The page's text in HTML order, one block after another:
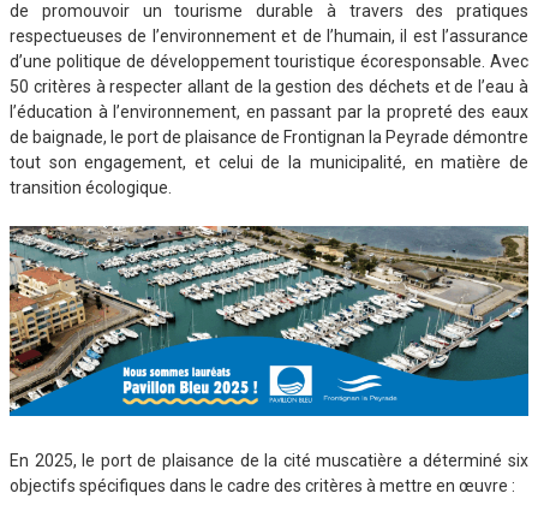
de promouvoir un tourisme durable à travers des pratiques
respectueuses de l’environnement et de l’humain, il est l’assurance
d’une politique de développement touristique écoresponsable. Avec
50 critères à respecter allant de la gestion des déchets et de l’eau à
l’éducation à l’environnement, en passant par la propreté des eaux
de baignade, le port de plaisance de Frontignan la Peyrade démontre
tout son engagement, et celui de la municipalité, en matière de
transition écologique.
En 2025, le port de plaisance de la cité muscatière a déterminé six
objectifs spécifiques dans le cadre des critères à mettre en œuvre :